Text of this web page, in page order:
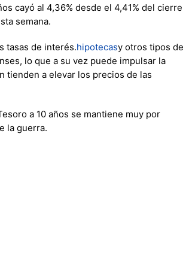
cayó al 4,36% desde el 4,41% del cierre
semana.
tasas de interés.hipotecasy otros tipos de
lo que a su vez puede impulsar la
tienden a elevar los precios de las
a 10 años se mantiene muy por
la guerra.